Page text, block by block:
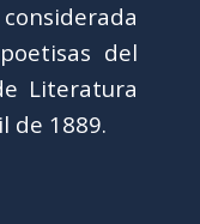
del
Literatura
de 1889.